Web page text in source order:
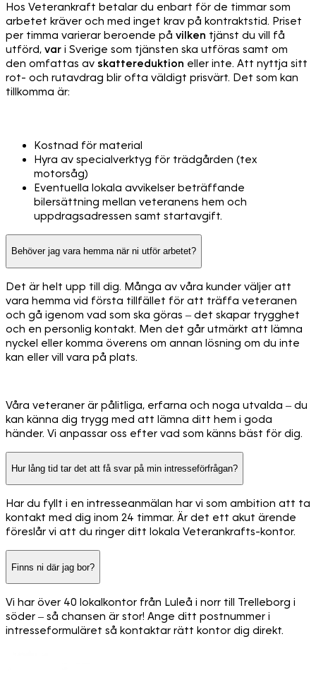
Hos Veterankraft betalar du enbart för de timmar som
arbetet kräver och med inget krav på kontraktstid. Priset
per timma varierar beroende på vilken tjänst du vill få
utförd, var i Sverige som tjänsten ska utföras samt om
den omfattas av skattereduktion eller inte. Att nyttja sitt
rot- och rutavdrag blir ofta väldigt prisvärt. Det som kan
tillkomma är:
Kostnad för material
Hyra av specialverktyg för trädgården (tex
motorsåg)
Eventuella lokala avvikelser beträffande
bilersättning mellan veteranens hem och
uppdragsadressen samt startavgift.
Behöver jag vara hemma när ni utför arbetet?
Det är helt upp till dig. Många av våra kunder väljer att
vara hemma vid första tillfället för att träffa veteranen
och gå igenom vad som ska göras – det skapar trygghet
och en personlig kontakt. Men det går utmärkt att lämna
nyckel eller komma överens om annan lösning om du inte
kan eller vill vara på plats.
Våra veteraner är pålitliga, erfarna och noga utvalda – du
kan känna dig trygg med att lämna ditt hem i goda
händer. Vi anpassar oss efter vad som känns bäst för dig.
Hur lång tid tar det att få svar på min intresseförfrågan?
Har du fyllt i en intresseanmälan har vi som ambition att ta
kontakt med dig inom 24 timmar. Är det ett akut ärende
föreslår vi att du ringer ditt lokala Veterankrafts-kontor.
Finns ni där jag bor?
Vi har över 40 lokalkontor från Luleå i norr till Trelleborg i
söder – så chansen är stor! Ange ditt postnummer i
intresseformuläret så kontaktar rätt kontor dig direkt.